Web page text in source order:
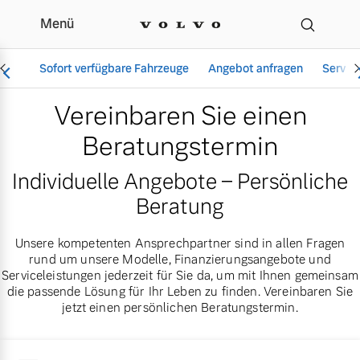
Beratungstermin für
Menü
Sofort verfügbare Fahrzeuge Angebot anfragen
6 Modelle
Plug-in Hybrid
3 Modelle
Aktuelle Angebote
Geschäftskunden
Über uns
Unser Team
Vereinbaren Sie einen
Beratungstermin
Individuelle Angebote – Persönliche
Beratung
Unsere kompetenten Ansprechpartner sind in allen Fragen
rund um unsere Modelle, Finanzierungsangebote und
Serviceleistungen jederzeit für Sie da, um mit Ihnen gemeinsam
die passende Lösung für Ihr Leben zu finden. Vereinbaren Sie
jetzt einen persönlichen Beratungstermin.